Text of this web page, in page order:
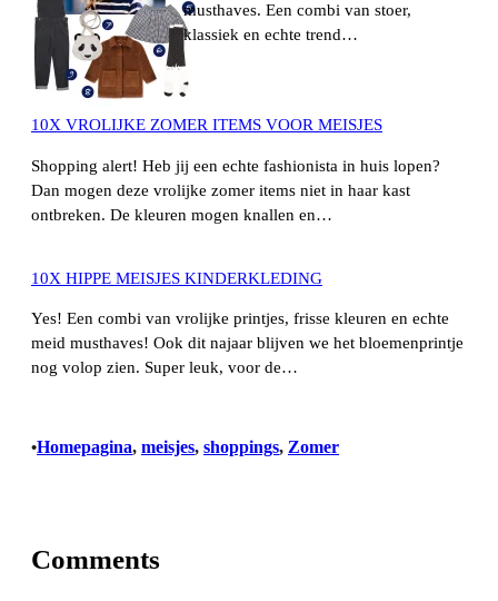
musthaves. Een combi van stoer,
klassiek en echte trend…
10X VROLIJKE ZOMER ITEMS VOOR MEISJES
Shopping alert! Heb jij een echte fashionista in huis lopen?
Dan mogen deze vrolijke zomer items niet in haar kast
ontbreken. De kleuren mogen knallen en…
10X HIPPE MEISJES KINDERKLEDING
Yes! Een combi van vrolijke printjes, frisse kleuren en echte
meid musthaves! Ook dit najaar blijven we het bloemenprintje
nog volop zien. Super leuk, voor de…
•Homepagina, meisjes, shoppings, Zomer
Comments